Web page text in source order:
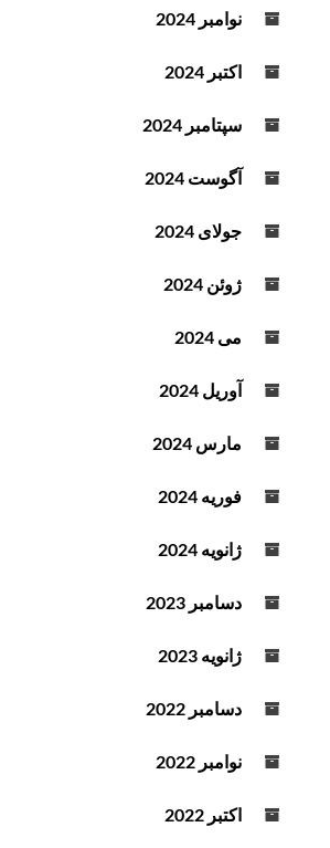
نوامبر 2024
اکتبر 2024
سپتامبر 2024
آگوست 2024
جولای 2024
ژوئن 2024
می 2024
آوریل 2024
مارس 2024
فوریه 2024
ژانویه 2024
دسامبر 2023
ژانویه 2023
دسامبر 2022
نوامبر 2022
اکتبر 2022